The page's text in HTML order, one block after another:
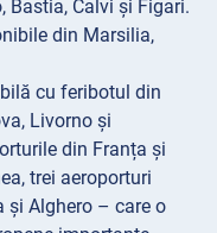
Bastia, Calvi și Figari.
din Marsilia,
cu feribotul din
Livorno și
din Franța și
trei aeroporturi
și Alghero – care o